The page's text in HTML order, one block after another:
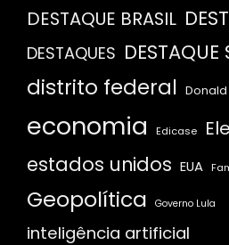
DESTAQUE BRASIL
DESTAQUES DESTAQUE
distrito federal
economia Edicase
estados unidos EUA
Geopolítica Governo Lula
inteligência artificial